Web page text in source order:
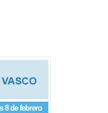
8 de febrero